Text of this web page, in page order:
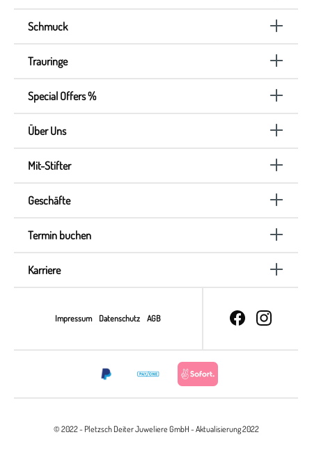
Schmuck
Trauringe
Special Offers %
Über Uns
Mit-Stifter
Geschäfte
Termin buchen
Karriere
Impressum Datenschutz AGB
© 2022 - Pletzsch Deiter Juweliere GmbH - Aktualisierung 2022